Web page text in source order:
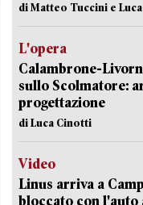
di Matteo Tuccini e
L'opera
Calambrone-
sullo Scolmatore:
progettazione
di Luca Cinotti
Video
Linus arriva a
bloccato con l'auto